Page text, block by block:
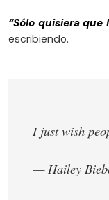
“Sólo quisiera
escribiendo.
I just wish
— Hailey